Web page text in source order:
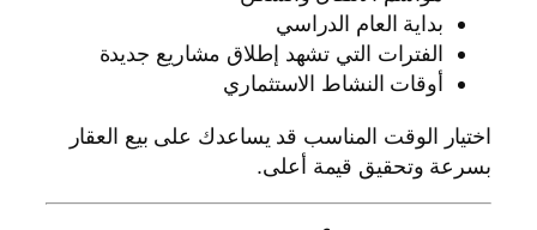
بداية العام الدراسي
الفترات التي تشهد إطلاق مشاريع جديدة
أوقات النشاط الاستثماري
اختيار الوقت المناسب قد يساعدك على بيع العقار
بسرعة وتحقيق قيمة أعلى.